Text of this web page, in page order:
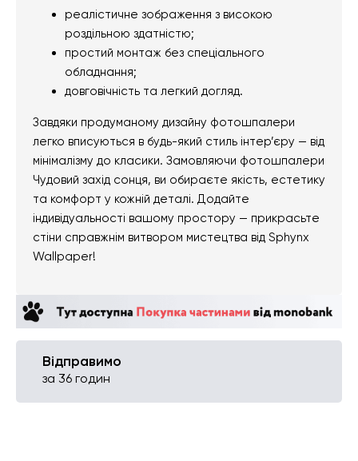
реалістичне зображення з високою
роздільною здатністю;
простий монтаж без спеціального
обладнання;
довговічність та легкий догляд.
Завдяки продуманому дизайну фотошпалери
легко вписуються в будь-який стиль інтер’єру — від
мінімалізму до класики. Замовляючи фотошпалери
Чудовий захід сонця, ви обираєте якість, естетику
та комфорт у кожній деталі. Додайте
індивідуальності вашому простору — прикрасьте
стіни справжнім витвором мистецтва від Sphynx
Wallpaper!
Відправимо
за 36 годин